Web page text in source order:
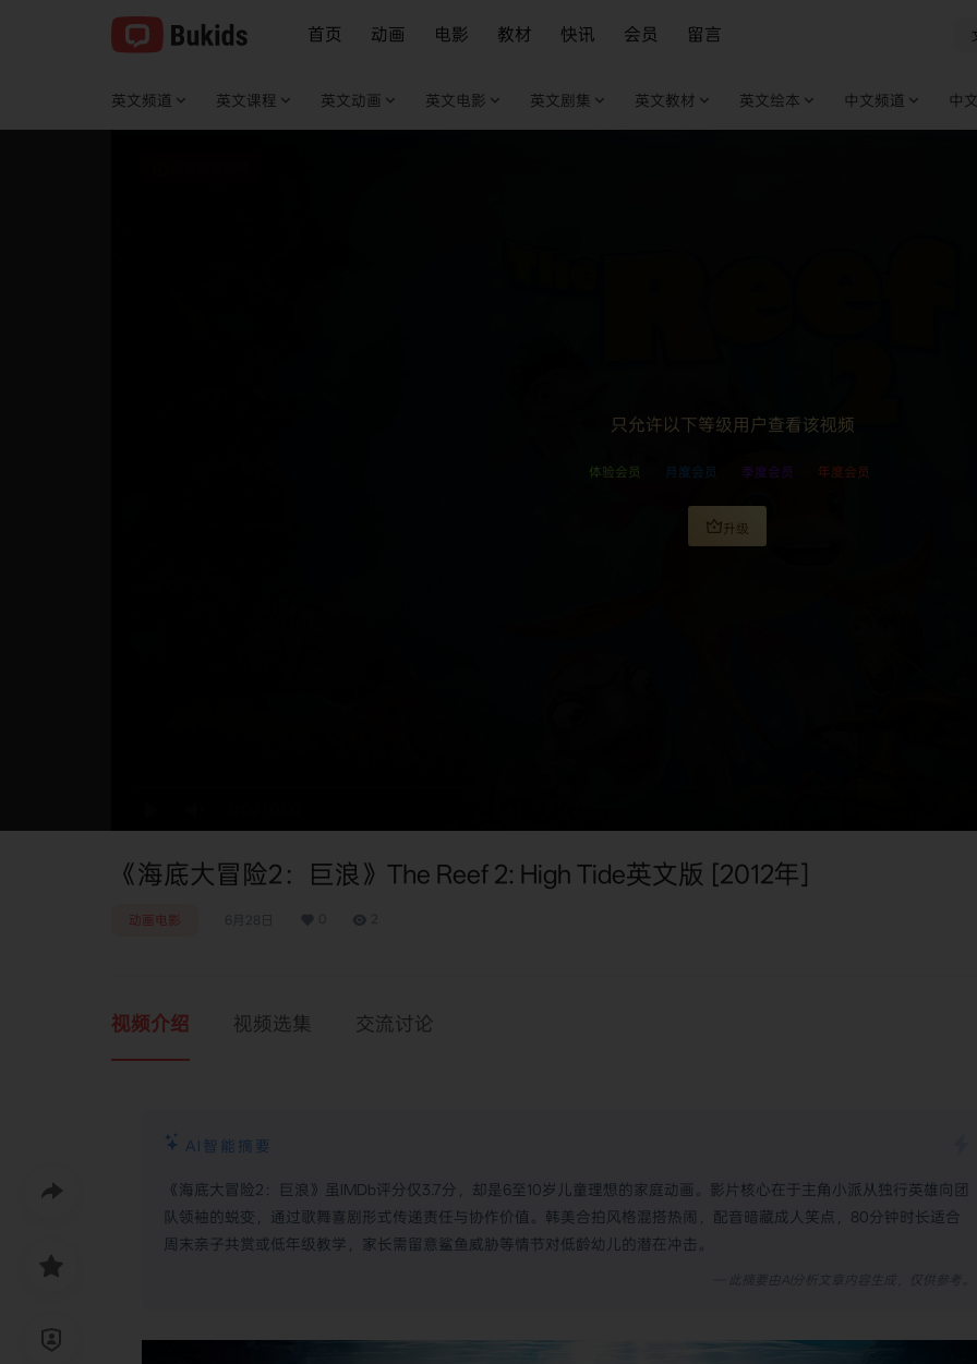
首页 动画 电影 教材 快讯 会员 留言
英文频道 英文课程 英文动画 英文电影 英文剧集 英文教材 英文绘本 中文频道 中
只允许以下等级用户查看该视频
体验会员 月度会员 季度会员 年度会员
升级
《海底大冒险2：巨浪》The Reef 2: High Tide英文版 [2012年]
动画电影 6月28日 2
视频介绍 视频选集 交流讨论
AI智能摘要
《海底大冒险2：巨浪》虽IMDb评分仅3.7分，却是6至10岁儿童理想的家庭动画。影片核心在于主角小派从独行英雄向团
队领袖的蜕变，通过歌舞喜剧形式传递责任与协作价值。韩美合拍风格混搭热闹，配音暗藏成人笑点，80分钟时长适合
周末亲子共赏或低年级教学，家长需留意鲨鱼威胁等情节对低龄幼儿的潜在冲击。